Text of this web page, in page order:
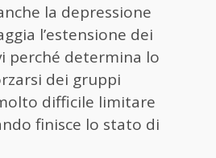
la depressione
l’estensione dei
perché determina lo
dei gruppi
difficile limitare
finisce lo stato di